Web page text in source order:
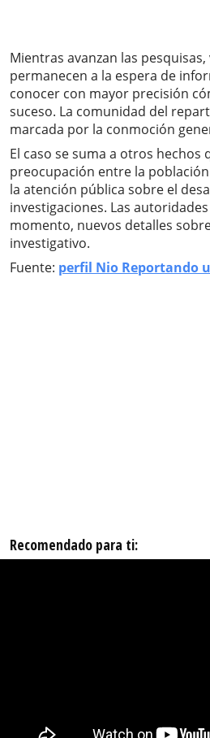
Mientras avanzan las
permanecen a la espera de
conocer con mayor precisión
suceso. La comunidad del
marcada por la conmoción
El caso se suma a otros hechos
preocupación entre la
la atención pública sobre el
investigaciones. Las
momento, nuevos detalles
investigativo.
Fuente: perfil Nio Reportando
Recomendado para ti: